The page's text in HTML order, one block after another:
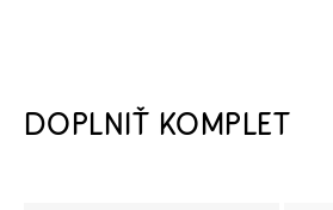
DOPLNIŤ KOMPLET